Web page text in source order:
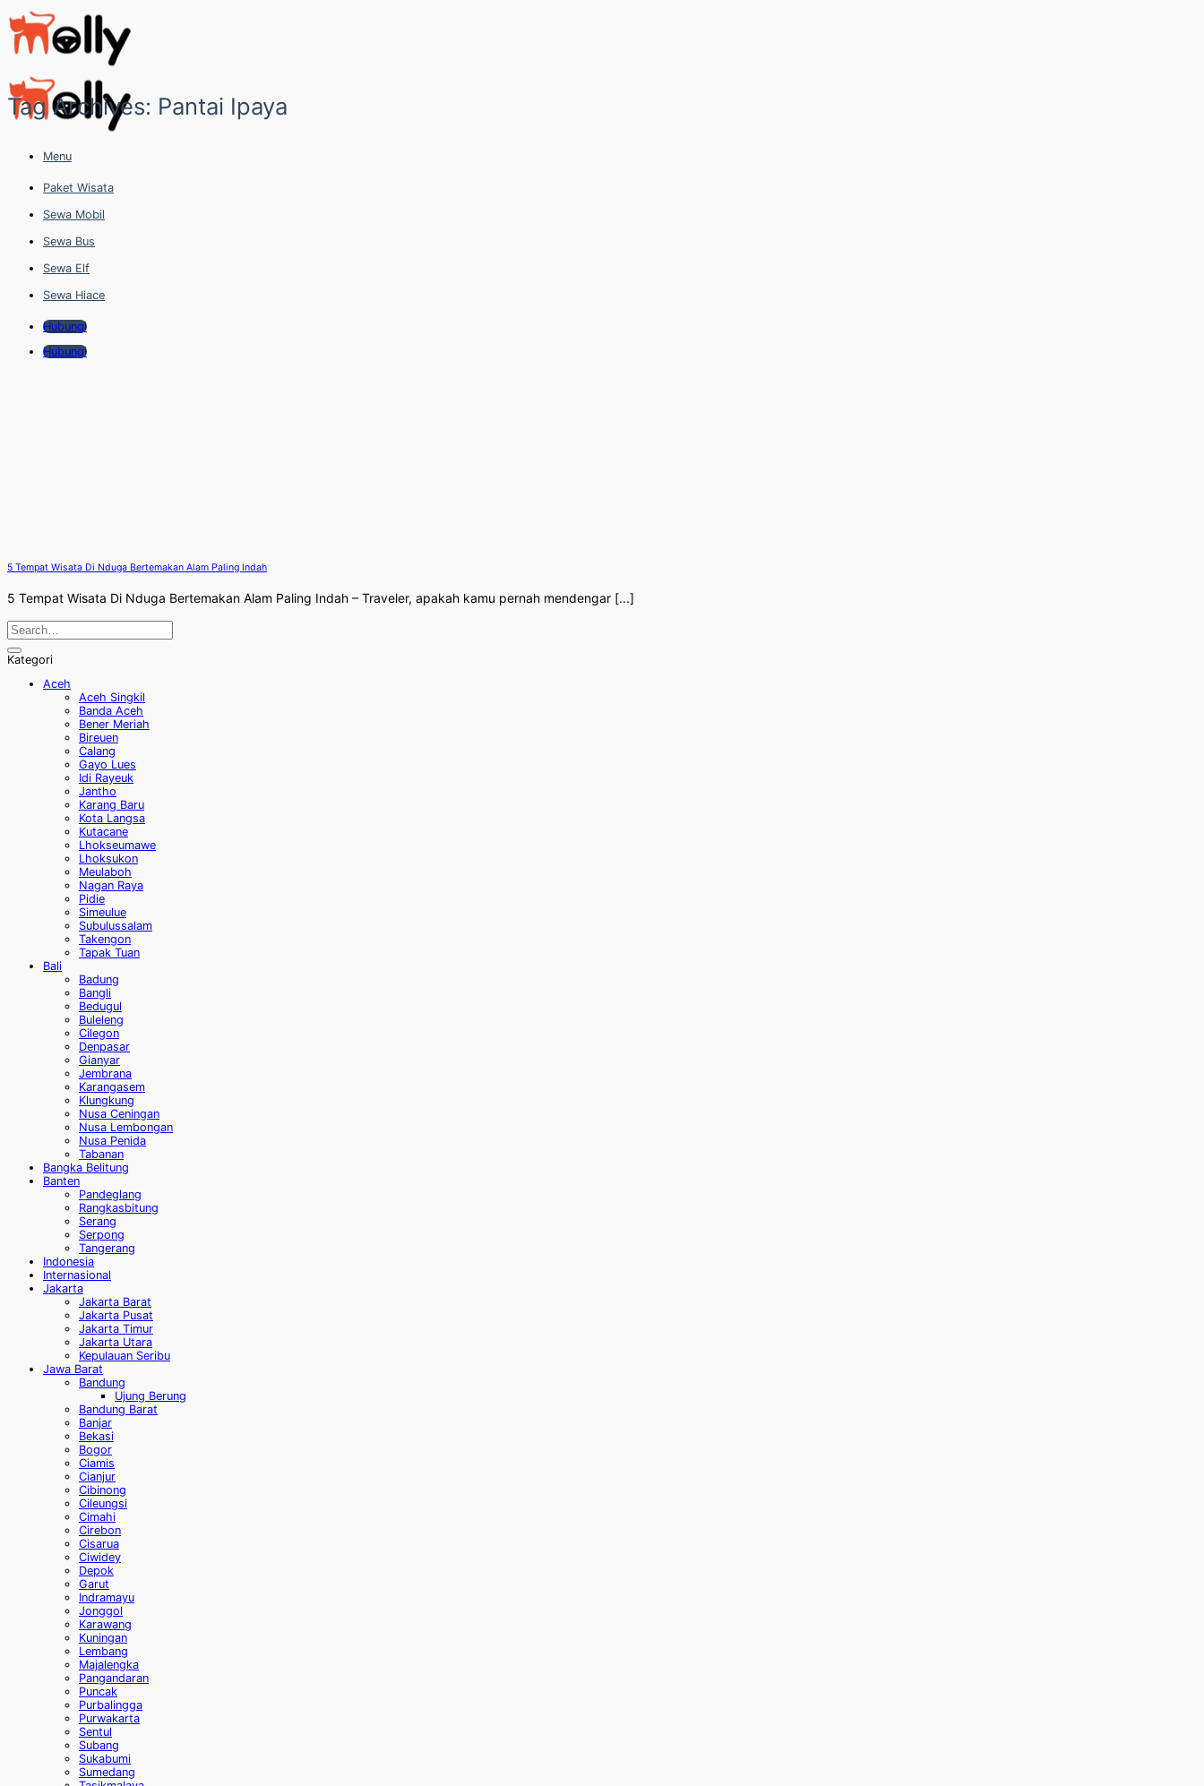
Skip
to
content
Menu
Paket Wisata
Sewa Mobil
Sewa Bus
Sewa Elf
Sewa Hiace
Hubungi
Hubungi
Tag Archives: Pantai Ipaya
5 Tempat Wisata Di Nduga Bertemakan Alam Paling Indah
5 Tempat Wisata Di Nduga Bertemakan Alam Paling Indah – Traveler, apakah kamu pernah mendengar [...]
Kategori
Aceh
Aceh Singkil
Banda Aceh
Bener Meriah
Bireuen
Calang
Gayo Lues
Idi Rayeuk
Jantho
Karang Baru
Kota Langsa
Kutacane
Lhokseumawe
Lhoksukon
Meulaboh
Nagan Raya
Pidie
Simeulue
Subulussalam
Takengon
Tapak Tuan
Bali
Badung
Bangli
Bedugul
Buleleng
Cilegon
Denpasar
Gianyar
Jembrana
Karangasem
Klungkung
Nusa Ceningan
Nusa Lembongan
Nusa Penida
Tabanan
Bangka Belitung
Banten
Pandeglang
Rangkasbitung
Serang
Serpong
Tangerang
Indonesia
Internasional
Jakarta
Jakarta Barat
Jakarta Pusat
Jakarta Timur
Jakarta Utara
Kepulauan Seribu
Jawa Barat
Bandung
Ujung Berung
Bandung Barat
Banjar
Bekasi
Bogor
Ciamis
Cianjur
Cibinong
Cileungsi
Cimahi
Cirebon
Cisarua
Ciwidey
Depok
Garut
Indramayu
Jonggol
Karawang
Kuningan
Lembang
Majalengka
Pangandaran
Puncak
Purbalingga
Purwakarta
Sentul
Subang
Sukabumi
Sumedang